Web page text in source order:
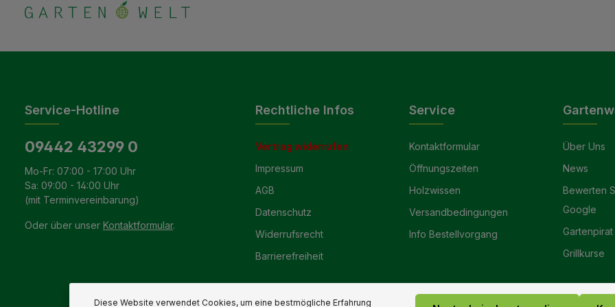
Service-Hotline
09442 43299 0
Mo-Fr: 07:00 - 17:00 Uhr
Sa: 09:00 - 14:00 Uhr
(mit Terminvereinbarung)
Oder über unser Kontaktformular.
Rechtliche Infos
Vertrag widerrufen
Impressum
AGB
Datenschutz
Widerrufsrecht
Barrierefreiheit
Service
Kontaktformular
Öffnungszeiten
Holzwissen
Versandbedingungen
Info Bestellvorgang
Über Uns
News
Bewerten
Google
Gartenpirat
Grillkurse
Diese Website verwendet Cookies, um eine bestmögliche Erfahrung